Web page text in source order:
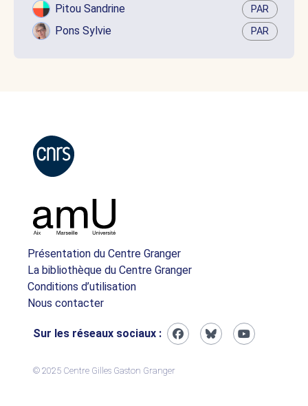
Pitou Sandrine PAR
Pons Sylvie PAR
Présentation du Centre Granger
La bibliothèque du Centre Granger
Conditions d’utilisation
Nous contacter
Sur les réseaux sociaux :
© 2025 Centre Gilles Gaston Granger